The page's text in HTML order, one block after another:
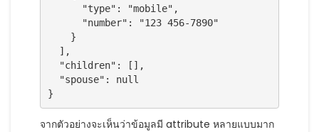
"type" : "mobile" ,
"number" :
"123 456-7890"
}
],
"children" :
[],
"spouse" :
null
}
จากตัวอย่างจะเห็นว่าข้อมูลมี attribute หลายแบบมาก